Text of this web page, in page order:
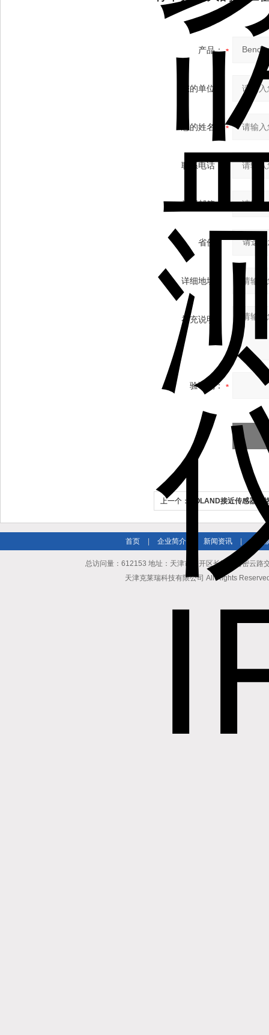
产品：
您的单位：
您的姓名：
联系电话：
常用邮箱：
省份：
详细地址：
补充说明：
验证码：
上一个： ROLAND接近传感器价
首页 企业简介 新闻资讯 产品
总访问量：612153 地址：天津市南开区长江道与密云
天津克莱瑞科技有限公司 All Rights